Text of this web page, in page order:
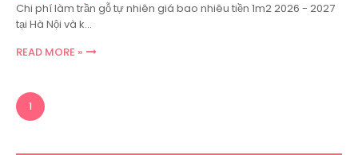
Chi phí làm trần gỗ tự nhiên giá bao nhiêu tiền 1m2 2026 - 2027
tại Hà Nội và k…
READ MORE »
1